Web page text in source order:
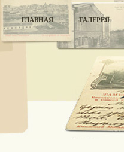
ГЛАВНАЯ ГАЛЕРЕЯ